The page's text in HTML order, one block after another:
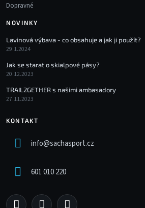
Dopravné
NOVINKY
Lavinová výbava - co obsahuje a jak ji použít?
29.1.2024
Jak se starat o skialpové pásy?
20.12.2023
TRAIL2GETHER s našimi ambasadory
27.11.2023
KONTAKT
info@sachasport.cz
601 010 220